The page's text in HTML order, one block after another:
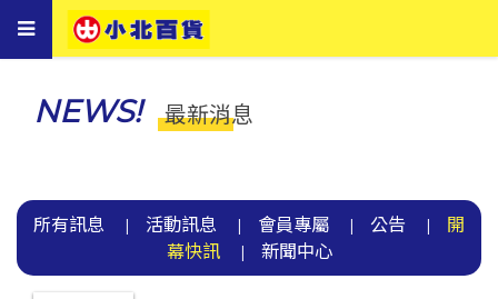
Toggle
navigation
NEWS! 最新消息
所有訊息 | 活動訊息 | 會員專屬 | 公告 |
開
幕快訊| 新聞中心